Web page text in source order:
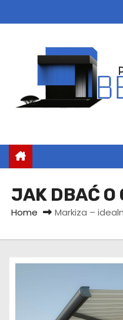
k
e
JAK DBAĆ O
Home Markiza –